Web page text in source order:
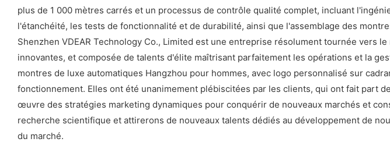
plus de 1 000 mètres carrés et un processus de contrôle qualité complet, incluant
l'étanchéité, les tests de fonctionnalité et de durabilité, ainsi que l'assemblage des
Shenzhen VDEAR Technology Co., Limited est une entreprise résolument tournée vers
innovantes, et composée de talents d'élite maîtrisant parfaitement les opérations et la
montres de luxe automatiques Hangzhou pour hommes, avec logo personnalisé sur
fonctionnement. Elles ont été unanimement plébiscitées par les clients, qui ont fait part
œuvre des stratégies marketing dynamiques pour conquérir de nouveaux marchés et
recherche scientifique et attirerons de nouveaux talents dédiés au développement de
du marché.